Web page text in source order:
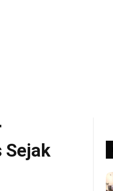
Sejak